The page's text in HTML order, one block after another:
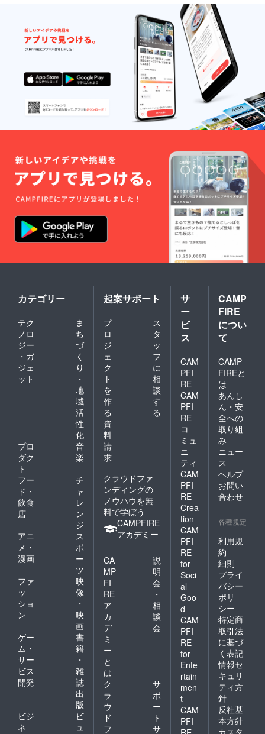
カテゴリー
テク
ノロ
ジー
・ガ
ジェ
ット
ま
ち
づ
く
り
・
地
域
活
性
化
プロ
ダク
ト
音
楽
フー
ド・
飲食
店
チ
ャ
レ
ン
ジ
アニ
メ・
漫画
ス
ポ
ー
ツ
ファ
ッ
ショ
ン
映
像
・
映
画
ゲー
ム・
サー
ビス
開発
書
籍
・
雑
誌
出
版
ビジ
ネ
ビ
ュ
起案サポート
プ
ロ
ジ
ェ
ク
ト
を
作
る
ス
タ
ッ
フ
に
相
談
す
る
資
料
請
求
クラウドファ
ンディングの
ノウハウを無
料で学ぼう
CAMPFIRE
アカデミー
CA
MP
FI
RE
ア
カ
デ
ミ
ー
と
は
説
明
会
・
相
談
会
ク
ラ
ウ
ド
フ
サ
ポ
ー
ト
サ
サ
ー
ビ
ス
CAM
PFI
RE
CAM
PFI
RE
コ
ミュ
ニ
ティ
CAM
PFI
RE
Crea
tion
CAM
PFI
RE
for
Soci
al
Goo
d
CAM
PFI
RE
for
Ente
rtain
men
t
CAM
PFI
CAMP
FIRE
につい
て
CAMP
FIREと
は
あんし
ん・安
全への
取り組
み
ニュー
ス
ヘルプ
お問い
合わせ
各種規定
利用規
約
細則
プライ
バシー
ポリ
シー
特定商
取引法
に基づ
く表記
情報セ
キュリ
ティ方
針
反社基
本方針